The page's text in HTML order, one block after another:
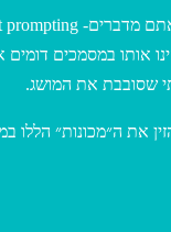
במסמכים דומים
שסובבת את המושג.
את ה״מכונות״